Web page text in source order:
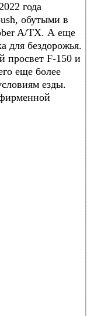
года
обутыми в
A/TX. А еще
для бездорожья.
просвет F-150 и
еще более
езды.